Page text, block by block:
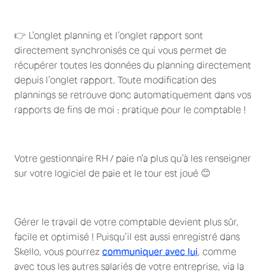
👉 L’onglet planning et l’onglet rapport sont
directement synchronisés ce qui vous permet de
récupérer toutes les données du planning directement
depuis l’onglet rapport. Toute modification des
plannings se retrouve donc automatiquement dans vos
rapports de fins de moi : pratique pour le comptable !
Votre gestionnaire RH / paie n’a plus qu’à les renseigner
sur votre logiciel de paie et le tour est joué 😊
Gérer le travail de votre comptable devient plus sûr,
facile et optimisé ! Puisqu’il est aussi enregistré dans
Skello, vous pourrez communiquer avec lui , comme
avec tous les autres salariés de votre entreprise, via la